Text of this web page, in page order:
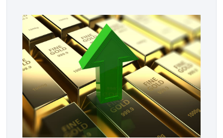
تهدف هذه المبادرة إلى تمكين مغاربة العالم من الاطلاع
على فرص الاستثمار المتاحة بمختلف جهات المملكة،
والاستفادة من مواكبة عن قرب تساعدهم […]